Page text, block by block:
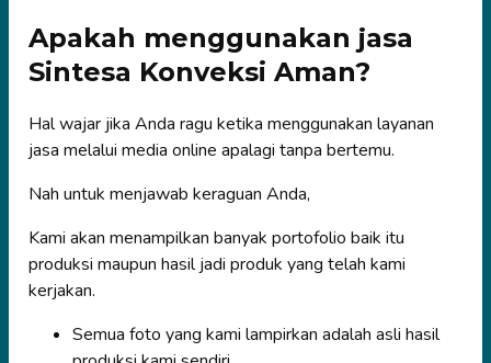
Apakah menggunakan jasa
Sintesa Konveksi Aman?
Hal wajar jika Anda ragu ketika menggunakan layanan
jasa melalui media online apalagi tanpa bertemu.
Nah untuk menjawab keraguan Anda,
Kami akan menampilkan banyak portofolio baik itu
produksi maupun hasil jadi produk yang telah kami
kerjakan.
Semua foto yang kami lampirkan adalah asli hasil